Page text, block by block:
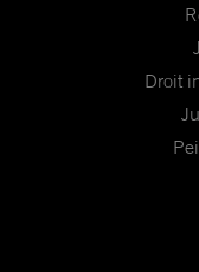
Droit